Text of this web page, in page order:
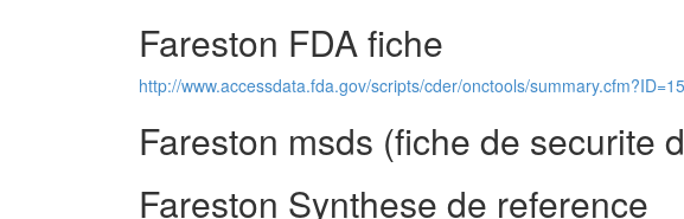
Fareston FDA fiche
http://www.accessdata.fda.gov/scripts/cder/onctools/
Fareston msds (fiche de securite
Fareston Synthese de reference